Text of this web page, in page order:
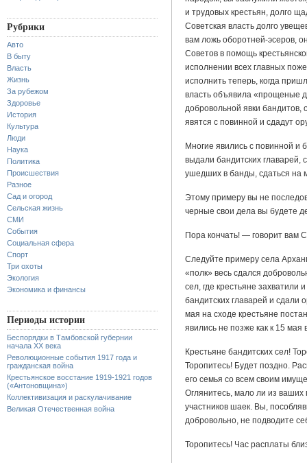
Рубрики
Авто
В быту
Власть
Жизнь
За рубежом
Здоровье
История
Культура
Люди
Наука
Политика
Происшествия
Разное
Сад и огород
Сельская жизнь
СМИ
События
Социальная сфера
Спорт
Три охоты
Экология
Экономика и финансы
Периоды истории
Беспорядки в Тамбовской губернии
начала XX века
Революционные события 1917 года и
гражданская война
Крестьянское восстание 1919-1921 годов
(«Антоновщина»)
Коллективизация и раскулачивание
Великая Отечественная война
и трудовых крестьян, долго
Советская власть долго
вам ложь оборотней-эсеров,
Советов в помощь
исполнении всех главных
исполнить теперь, когда
власть объявила «прощеные
добровольной явки
явятся с повинной и сдадут
Многие явились с повинной
выдали бандитских главарей,
ушедших в банды, сдаться на
Этому примеру вы не
черные свои дела вы будете
Пора кончать! — говорит вам
Следуйте примеру села
«полк» весь сдался
сел, где крестьяне
бандитских главарей и сдали
мая на сходе крестьяне
явились не позже как к 15
Крестьяне бандитских сел!
Торопитесь! Будет поздно.
его семья со всем своим
Оглянитесь, мало ли из ваших
участников шаек. Вы,
добровольно, не подводите
Торопитесь! Час расплаты